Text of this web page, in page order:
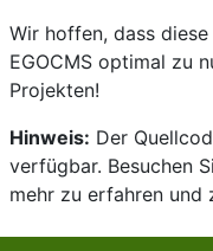
Wir hoffen, dass diese
EGOCMS optimal zu
Projekten!
Hinweis: Der
verfügbar. Besuchen
mehr zu erfahren und